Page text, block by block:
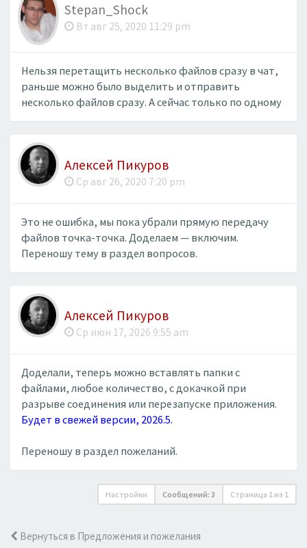
Stepan_Shock
Вт авг 25, 2020 11:29 pm
Нельзя перетащить несколько файлов сразу в чат,
раньше можно было выделить и отправить
несколько файлов сразу. А сейчас только по одному
Алексей Пикуров
Ср авг 26, 2020 7:20 pm
Это не ошибка, мы пока убрали прямую передачу
файлов точка-точка. Доделаем — включим.
Переношу тему в раздел вопросов.
Алексей Пикуров
Ср июн 17, 2026 9:55 am
Доделали, теперь можно вставлять папки с
файлами, любое количество, с докачкой при
разрыве соединения или перезапуске приложения.
Будет в свежей версии, 2026.5.
Переношу в раздел пожеланий.
Настройки Сообщений: 3 Страница 1 из 1
Вернуться в Предложения и пожелания